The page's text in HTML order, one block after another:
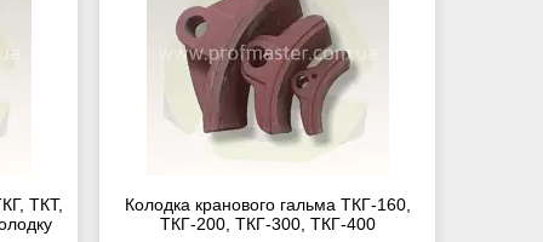
ТКТ,
Колодка кранового гальма ТКГ-160,
ТКГ-200, ТКГ-300, ТКГ-400